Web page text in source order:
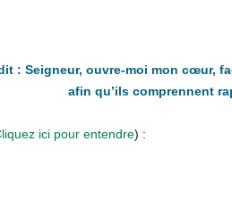
: Seigneur, ouvre-moi mon cœur,
afin qu’ils comprennent
ici pour entendre) :